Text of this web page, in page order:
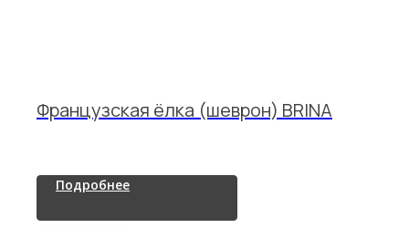
Французская ёлка (шеврон) BRINA
Подробнее